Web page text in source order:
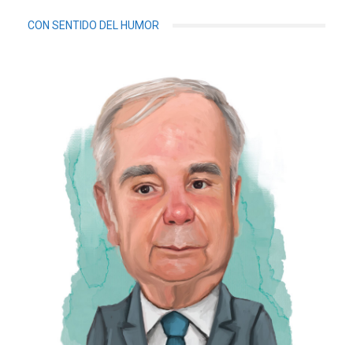
CON SENTIDO DEL HUMOR